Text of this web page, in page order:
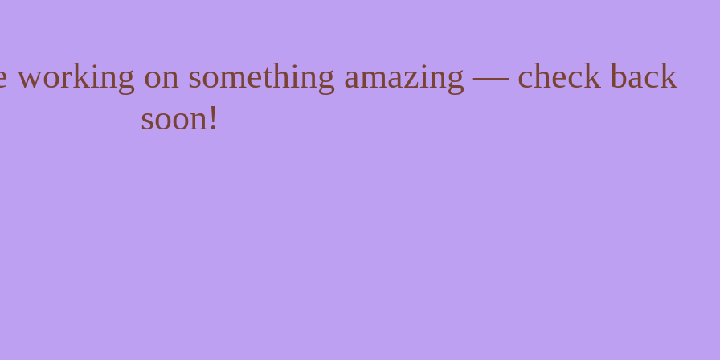
working on something amazing — check back
soon!